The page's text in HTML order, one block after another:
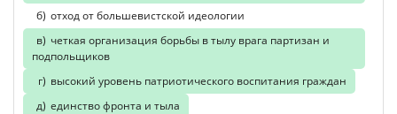
отход от большевистской идеологии
четкая организация борьбы в тылу врага партизан и
подпольщиков
высокий уровень патриотического воспитания граждан
единство фронта и тыла